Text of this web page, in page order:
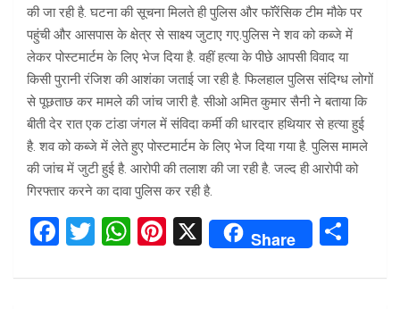
की जा रही है. घटना की सूचना मिलते ही पुलिस और फॉरेंसिक टीम मौके पर
पहुंची और आसपास के क्षेत्र से साक्ष्य जुटाए गए.पुलिस ने शव को कब्जे में
लेकर पोस्टमार्टम के लिए भेज दिया है. वहीं हत्या के पीछे आपसी विवाद या
किसी पुरानी रंजिश की आशंका जताई जा रही है. फिलहाल पुलिस संदिग्ध लोगों
से पूछताछ कर मामले की जांच जारी है. सीओ अमित कुमार सैनी ने बताया कि
बीती देर रात एक टांडा जंगल में संविदा कर्मी की धारदार हथियार से हत्या हुई
है. शव को कब्जे में लेते हुए पोस्टमार्टम के लिए भेज दिया गया है. पुलिस मामले
की जांच में जुटी हुई है. आरोपी की तलाश की जा रही है. जल्द ही आरोपी को
गिरफ्तार करने का दावा पुलिस कर रही है.
F
ce
T
tt
W
at
Pi
er
X Share
ar